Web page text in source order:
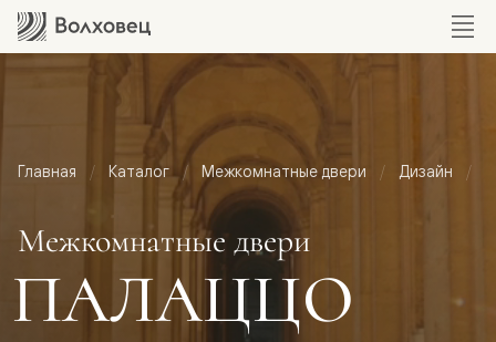
Главная Каталог Межкомнатные двери Дизайн
Межкомнатные двери
ПАЛАЦЦО